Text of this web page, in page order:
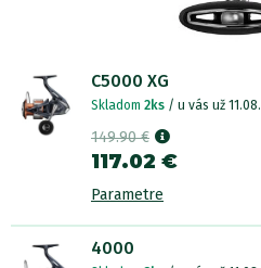
C5000 XG
Skladom 2ks / u vás už 11.08.
149.90 €
117.02 €
Parametre
4000